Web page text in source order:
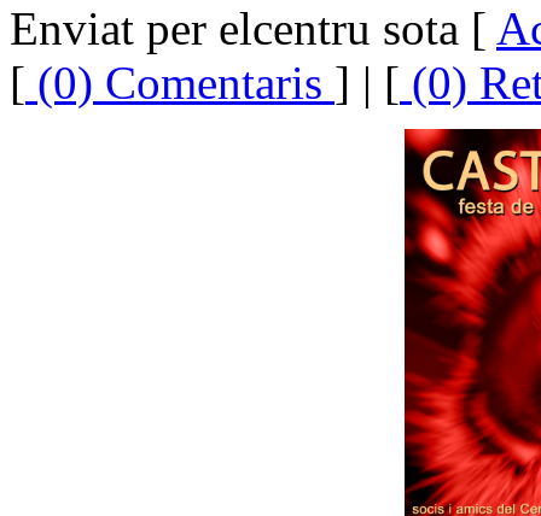
Enviat per elcentru sota [
[ (0) Comentaris ] | [ (0)